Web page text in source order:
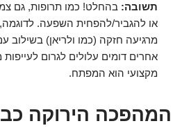
תשובה: בהחלט! כמו תרופות, גם
או להגביר/להפחית השפעה.
מרגיעה חזקה (כמו ולריאן) בשילוב
אחרים דומים עלולים לגרום לעייפות
מקצועי הוא המפתח.
המהפכה הירוקה